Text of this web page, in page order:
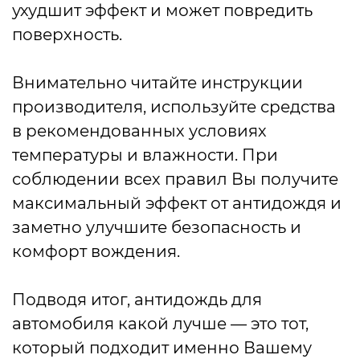
ухудшит эффект и может повредить
поверхность.
Внимательно читайте инструкции
производителя, используйте средства
в рекомендованных условиях
температуры и влажности. При
соблюдении всех правил Вы получите
максимальный эффект от антидождя и
заметно улучшите безопасность и
комфорт вождения.
Подводя итог, антидождь для
автомобиля какой лучше — это тот,
который подходит именно Вашему